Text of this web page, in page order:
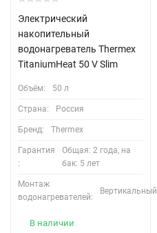
Электрический
накопительный
водонагреватель Thermex
TitaniumHeat 50 V Slim
Объём: 50 л
Страна: Россия
Бренд: Thermex
Гарантия
:
Общая: 2 года, на
бак: 5 лет
Монтаж
водонагревателей:
Вертикальный
В наличии